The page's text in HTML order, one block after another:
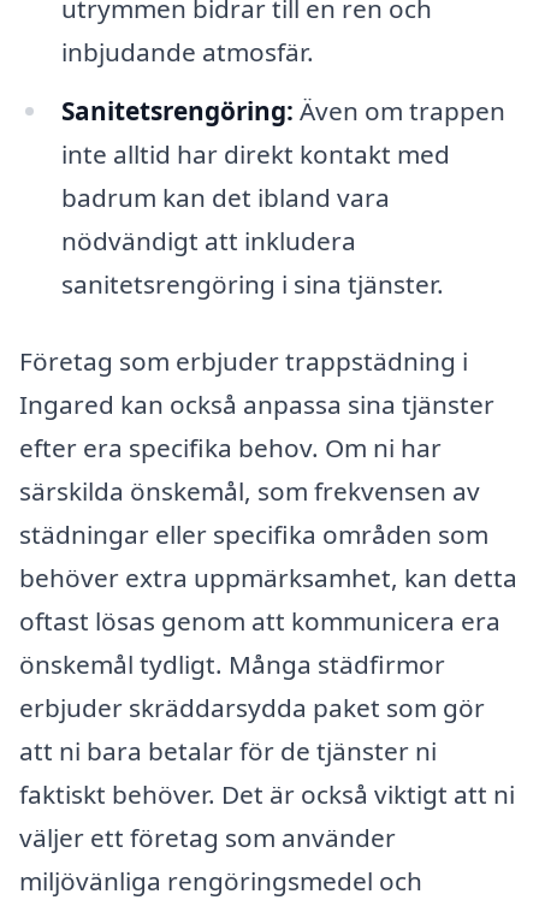
utrymmen bidrar till en ren och
inbjudande atmosfär.
Sanitetsrengöring: Även om trappen
inte alltid har direkt kontakt med
badrum kan det ibland vara
nödvändigt att inkludera
sanitetsrengöring i sina tjänster.
Företag som erbjuder trappstädning i
Ingared kan också anpassa sina tjänster
efter era specifika behov. Om ni har
särskilda önskemål, som frekvensen av
städningar eller specifika områden som
behöver extra uppmärksamhet, kan detta
oftast lösas genom att kommunicera era
önskemål tydligt. Många städfirmor
erbjuder skräddarsydda paket som gör
att ni bara betalar för de tjänster ni
faktiskt behöver. Det är också viktigt att ni
väljer ett företag som använder
miljövänliga rengöringsmedel och